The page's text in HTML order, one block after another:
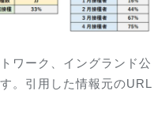
ワーク、イングランド公
。引用した情報元のURL